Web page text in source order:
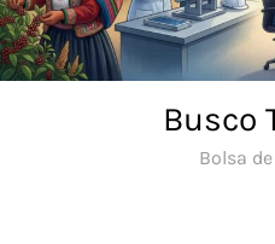
Busco
Bolsa